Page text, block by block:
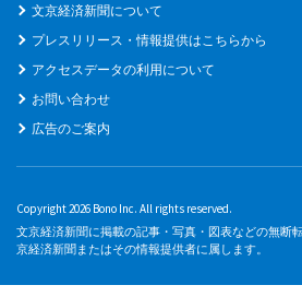
文京経済新聞について
プレスリリース・情報提供はこちらから
アクセスデータの利用について
お問い合わせ
広告のご案内
Copyright 2026 Bono Inc. All rights reserved.
文京経済新聞に掲載の記事・写真・図表などの無断
京経済新聞またはその情報提供者に属します。